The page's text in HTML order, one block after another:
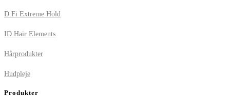
D:Fi Extreme Hold
ID Hair Elements
Hårprodukter
Hudpleje
Produkter